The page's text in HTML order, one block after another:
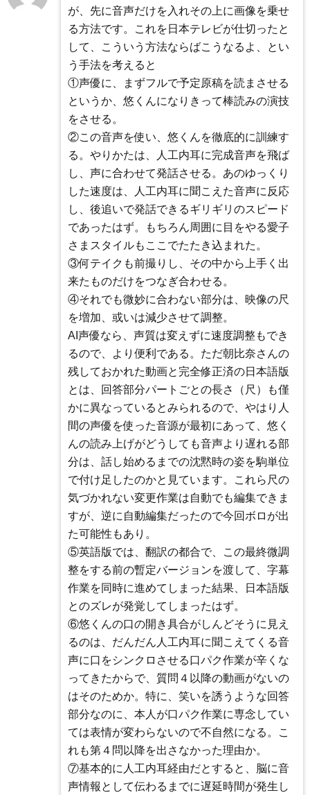
が、先に音声だけを入れその上に画像を乗せ
る方法です。これを日本テレビが仕切ったと
して、こういう方法ならばこうなるよ、とい
う手法を考えると
①声優に、まずフルで予定原稿を読まさせる
というか、悠くんになりきって棒読みの演技
をさせる。
②この音声を使い、悠くんを徹底的に訓練す
る。やりかたは、人工内耳に完成音声を飛ば
し、声に合わせて発話させる。あのゆっくり
した速度は、人工内耳に聞こえた音声に反応
し、後追いで発話できるギリギリのスピード
であったはず。もちろん周囲に目をやる愛子
さまスタイルもここでたたき込まれた。
③何テイクも前撮りし、その中から上手く出
来たものだけをつなぎ合わせる。
④それでも微妙に合わない部分は、映像の尺
を増加、或いは減少させて調整。
AI声優なら、声質は変えずに速度調整もでき
るので、より便利である。ただ朝比奈さんの
残しておかれた動画と完全修正済の日本語版
とは、回答部分パートごとの長さ（尺）も僅
かに異なっているとみられるので、やはり人
間の声優を使った音源が最初にあって、悠く
んの読み上げがどうしても音声より遅れる部
分は、話し始めるまでの沈黙時の姿を駒単位
で付け足したのかと見ています。これら尺の
気づかれない変更作業は自動でも編集できま
すが、逆に自動編集だったので今回ボロが出
た可能性もあり。
⑤英語版では、翻訳の都合で、この最終微調
整をする前の暫定バージョンを渡して、字幕
作業を同時に進めてしまった結果、日本語版
とのズレが発覚してしまったはず。
⑥悠くんの口の開き具合がしんどそうに見え
るのは、だんだん人工内耳に聞こえてくる音
声に口をシンクロさせる口パク作業が辛くな
ってきたからで、質問４以降の動画がないの
はそのためか。特に、笑いを誘うような回答
部分なのに、本人が口パク作業に専念してい
ては表情が変わらないので不自然になる。こ
れも第４問以降を出さなかった理由か。
⑦基本的に人工内耳経由だとすると、脳に音
声情報として伝わるまでに遅延時間が発生し